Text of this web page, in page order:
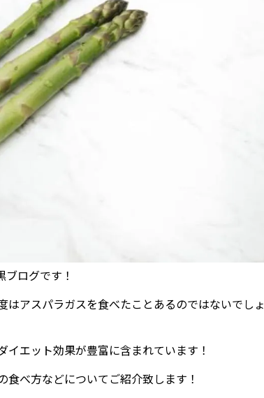
ログです！
アスパラガスを食べたことあるのではないでしょ
エット効果が豊富に含まれています！
べ方などについてご紹介致します！